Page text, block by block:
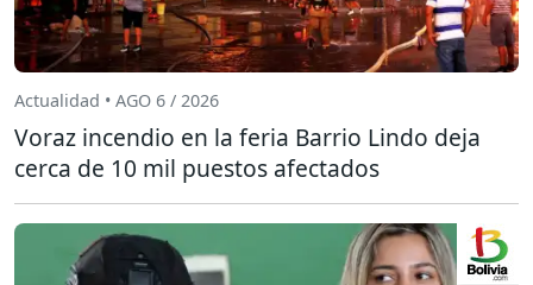
Actualidad • AGO 6 / 2026
Voraz incendio en la feria Barrio Lindo deja
cerca de 10 mil puestos afectados